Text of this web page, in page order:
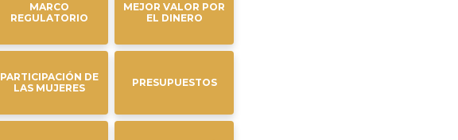
MARCO
REGULATORIO
MEJOR VALOR POR
EL DINERO
PARTICIPACIÓN DE
LAS MUJERES
PRESUPUESTOS